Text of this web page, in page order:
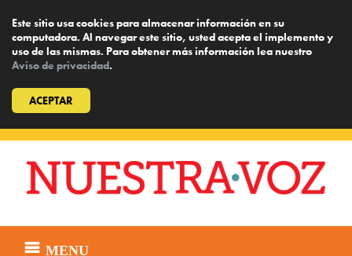
Este sitio usa cookies para almacenar información en su
computadora. Al navegar este sitio, usted acepta el implemento y
uso de las mismas. Para obtener más información lea nuestro
Aviso de privacidad.
ACEPTAR
content
MENU